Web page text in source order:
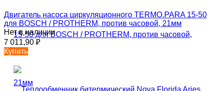
Двигатель насоса циркуляционного TERMO.PARA 15-50
для BOSCH / PROTHERM, против часовой, 21мм
Нет в наличии
7 011,90 ₽
Купить